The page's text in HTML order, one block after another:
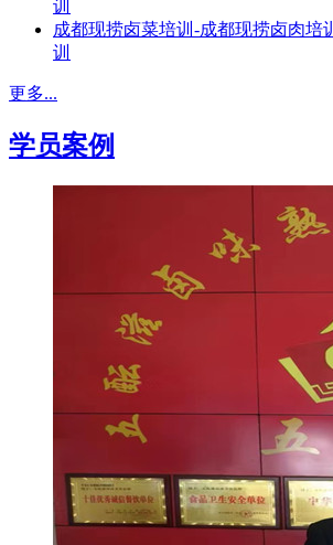
训
成都现捞卤菜培训-成都现捞卤肉培
训
更多...
学员案例